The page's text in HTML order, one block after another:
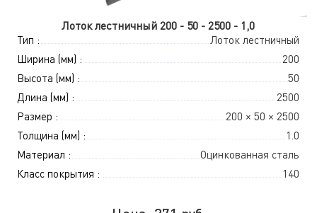
Лоток лестничный 200 - 50 - 2500 - 1,0
Тип :
Лоток лестничный
Ширина (мм) :
200
Высота (мм) :
50
Длина (мм) :
2500
Размер :
200 × 50 × 2500
Толщина (мм) :
1.0
Материал :
Оцинкованная сталь
Класс покрытия :
140